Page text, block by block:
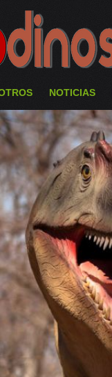
NOTICIAS